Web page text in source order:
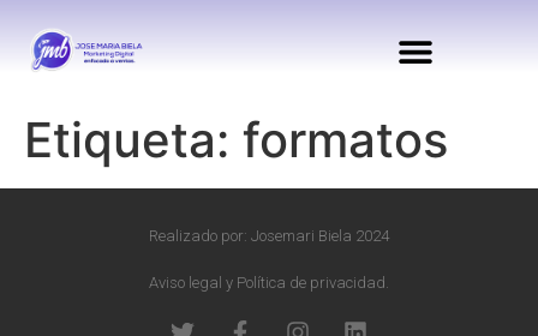
Etiqueta: formatos
Realizado por: Josemari Biela 2024
Aviso legal y Política de privacidad.